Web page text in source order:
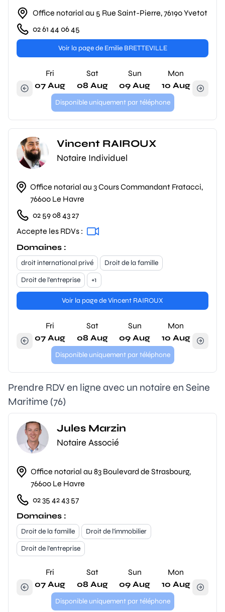
Office notarial au 5 Rue Saint-Pierre, 76190 Yvetot
02 61 44 06 45
Voir la page de Emilie BRETTEVILLE
Fri
07 Aug
Sat
08 Aug
Sun
09 Aug
Mon
10 Aug
Disponible uniquement par téléphone
Vincent RAIROUX
Notaire Individuel
Office notarial au 3 Cours Commandant Fratacci,
76600 Le Havre
02 59 08 43 27
Accepte les RDVs :
Domaines :
droit international privé
Droit de la famille
Droit de l'entreprise
+1
Voir la page de Vincent RAIROUX
Fri
07 Aug
Sat
08 Aug
Sun
09 Aug
Mon
10 Aug
Disponible uniquement par téléphone
Prendre RDV en ligne avec un notaire en Seine
Maritime (76)
Jules Marzin
Notaire Associé
Office notarial au 83 Boulevard de Strasbourg,
76600 Le Havre
02 35 42 43 57
Domaines :
Droit de la famille
Droit de l'immobilier
Droit de l'entreprise
Fri
07 Aug
Sat
08 Aug
Sun
09 Aug
Mon
10 Aug
Disponible uniquement par téléphone